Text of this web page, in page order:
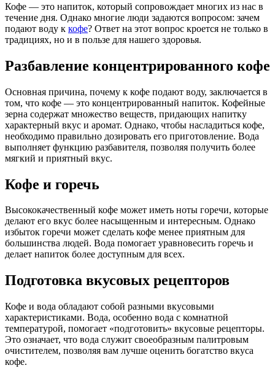
Кофе — это напиток, который сопровождает многих из нас в
течение дня. Однако многие люди задаются вопросом: зачем
подают воду к кофе? Ответ на этот вопрос кроется не только в
традициях, но и в пользе для нашего здоровья.
Разбавление концентрированного кофе
Основная причина, почему к кофе подают воду, заключается в
том, что кофе — это концентрированный напиток. Кофейные
зерна содержат множество веществ, придающих напитку
характерный вкус и аромат. Однако, чтобы насладиться кофе,
необходимо правильно дозировать его приготовление. Вода
выполняет функцию разбавителя, позволяя получить более
мягкий и приятный вкус.
Кофе и горечь
Высококачественный кофе может иметь ноты горечи, которые
делают его вкус более насыщенным и интересным. Однако
избыток горечи может сделать кофе менее приятным для
большинства людей. Вода помогает уравновесить горечь и
делает напиток более доступным для всех.
Подготовка вкусовых рецепторов
Кофе и вода обладают собой разными вкусовыми
характеристиками. Вода, особенно вода с комнатной
температурой, помогает «подготовить» вкусовые рецепторы.
Это означает, что вода служит своеобразным палитровым
очистителем, позволяя вам лучше оценить богатство вкуса
кофе.